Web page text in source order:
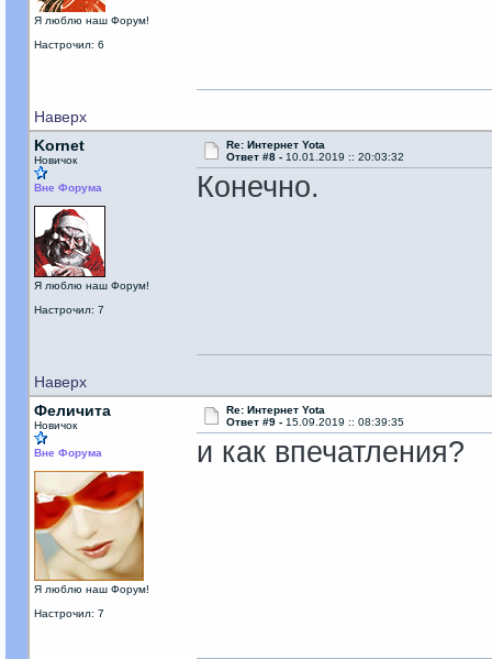
Я люблю наш Форум!
Настрочил: 6
Наверх
Kornet
Новичок
Вне Форума
Я люблю наш Форум!
Настрочил: 7
Re: Интернет Yota
Ответ #8 - 10.01.2019 :: 20:03:32
Конечно.
Наверх
Феличита
Новичок
Вне Форума
Я люблю наш Форум!
Настрочил: 7
Re: Интернет Yota
Ответ #9 - 15.09.2019 :: 08:39:35
и как впечатления?